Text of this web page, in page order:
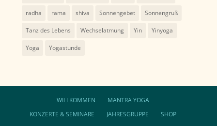
radha rama shiva Sonnengebet Sonnengruß
Tanz des Lebens Wechselatmung Yin Yinyoga
Yoga Yogastunde
WILLKOMMEN
MANTRA YOGA
KONZERTE & SEMINARE
JAHRESGRUPPE
SHOP